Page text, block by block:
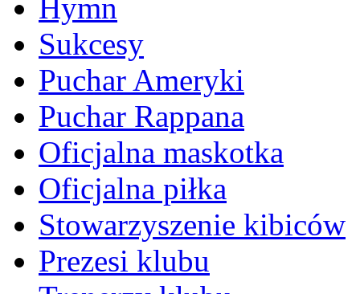
Hymn
Sukcesy
Puchar Ameryki
Puchar Rappana
Oficjalna maskotka
Oficjalna piłka
Stowarzyszenie kibiców
Prezesi klubu